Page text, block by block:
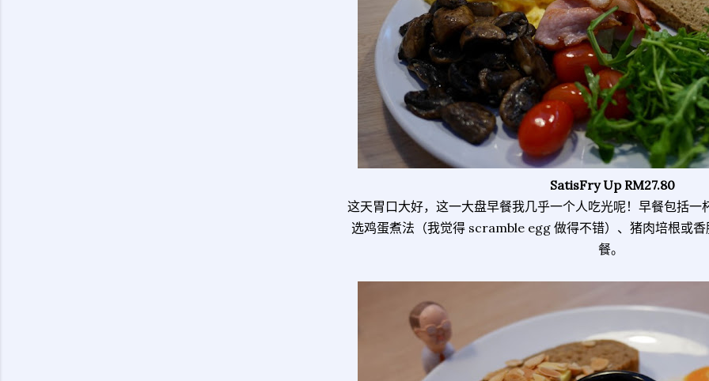
SatisFry Up RM27.80
这天胃口大好，这一大盘早餐我几乎一个人吃光呢！早餐包括
选鸡蛋煮法（我觉得 scramble egg 做得不错）、猪肉培根或
餐。